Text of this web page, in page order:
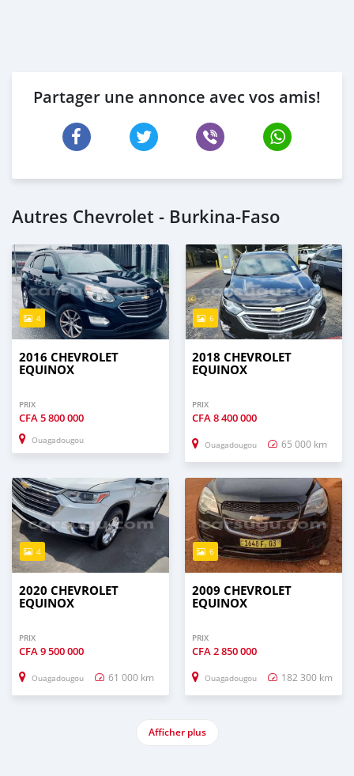
Partager une annonce avec vos amis!
Autres Chevrolet - Burkina-Faso
4
2016 CHEVROLET
EQUINOX
PRIX
CFA5 800 000
Ouagadougou
6
2018 CHEVROLET
EQUINOX
PRIX
CFA8 400 000
Ouagadougou 65 000 km
4
2020 CHEVROLET
EQUINOX
PRIX
CFA9 500 000
Ouagadougou 61 000 km
6
2009 CHEVROLET
EQUINOX
PRIX
CFA2 850 000
Ouagadougou 182 300 km
Afficher plus